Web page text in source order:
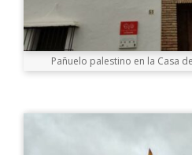
Pañuelo palestino en la Casa